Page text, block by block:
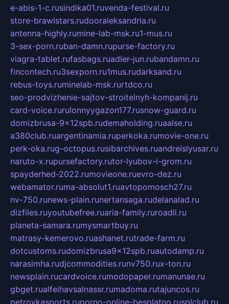
e-abis-1-c.rusindika01.ruvenda-festival.ru
store-brawlstars.rudooraleksandria.ru
antenna-highly.rumine-lab-msk.ru1-mus.ru
3-sex-porn.ruban-damn.rupurse-factory.ru
viagra-tablet.rufasbags.ruadler-jun.rubandamn.ru
fincontech.ru3sexporn.ru1mus.rudarksand.ru
rebus-toys.ruminelab-msk.rurtdco.ru
seo-prodvizhenie-sajtov-stroitelnyh-kompanij.ru
card-voice.rurulonnyygazon177.rusnow-guard.ru
domizbrusa-9x12spb.rudemaholding.ruaalse.ru
a380club.ruargentinamia.ruperkoka.rumovie-one.ru
perk-oka.rug-octopus.rusibarchives.ruandreislyusar.ru
naruto-x.rupursefactory.rutor-lyubov-i-grom.ru
spayderhed-2022.rumovieone.ruevro-dez.ru
webamator.ruma-absolut1.ruavtopomosch27.ru
nv-750.runews-plain.runertansaga.rudelanalad.ru
dizfiles.ruyoutubefree.ruaria-family.ruroadli.ru
planeta-samara.rumysmartbuy.ru
matrasy-kemerovo.ruashanet.rutrade-farm.ru
dotcustoms.rudomizbrusa9x12spb.ruautodamp.ru
narasimha.rudjcommodities.runv750.rux-ton.ru
newsplain.rucardvoice.rumodopaper.rumanunae.ru
gbget.rualfeihavsalnassr.rumadoma.rutajuncos.ru
petrovkasports.ruporno-online-besplatno.rusplclub.ru